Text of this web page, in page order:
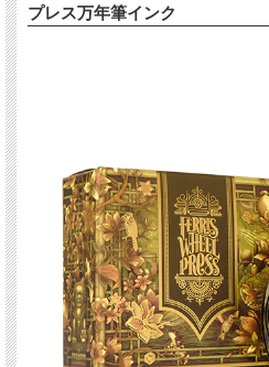
プレス万年筆インク